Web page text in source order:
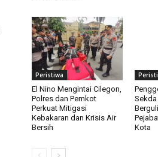
Peristiwa
El Nino Mengintai Cilegon,
Polres dan Pemkot
Perkuat Mitigasi
Kebakaran dan Krisis Air
Bersih
Kota